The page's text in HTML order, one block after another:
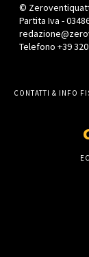
©
Partita Iva -
Telefono +39
CONTATTI & INFO